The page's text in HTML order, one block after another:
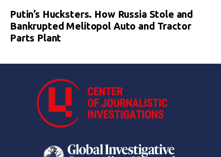
Putin’s Hucksters. How Russia Stole and
Bankrupted Melitopol Auto and Tractor
Parts Plant